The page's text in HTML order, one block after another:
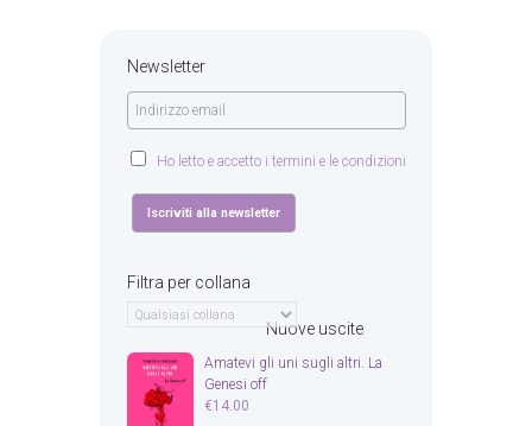
Newsletter
Ho letto e accetto i termini e le condizioni
Filtra per collana
Nuove uscite
Amatevi gli uni sugli altri. La
Genesi off
€14.00